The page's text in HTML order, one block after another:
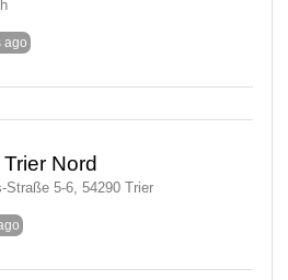
ago
Nord
Straße 5-6, 54290 Trier